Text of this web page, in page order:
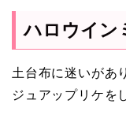
ハロウイン
土台布に迷いがあ
ジュアップリケを